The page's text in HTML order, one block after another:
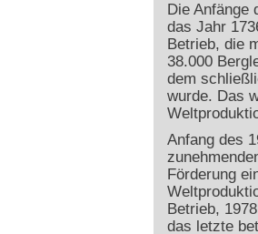
Die Anfänge
das Jahr
Betrieb, die
38.000
dem
wurde. Das
Anfang des
Förderung
Betrieb,
das letzte